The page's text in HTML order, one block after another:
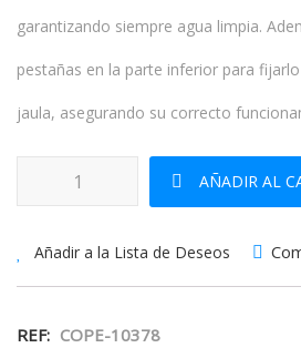
garantizando siempre agua limpia.
pestañas en la parte inferior para
jaula, asegurando su correcto
Bebedero Mini para Conejos cantidad
AÑADIR AL
Añadir a la Lista de Deseos
REF: COPE-10378